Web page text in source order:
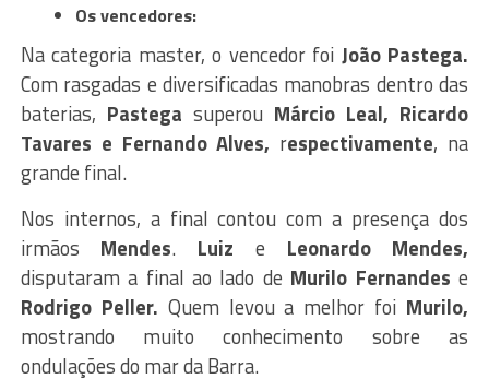
Os vencedores:
Na categoria master, o vencedor foi João Pastega.
Com rasgadas e diversificadas manobras dentro das
baterias, Pastega superou Márcio Leal, Ricardo
Tavares e Fernando Alves, respectivamente, na
grande final.
Nos internos, a final contou com a presença dos
irmãos Mendes. Luiz e Leonardo Mendes,
disputaram a final ao lado de Murilo Fernandes e
Rodrigo Peller. Quem levou a melhor foi Murilo,
mostrando muito conhecimento sobre as
ondulações do mar da Barra.